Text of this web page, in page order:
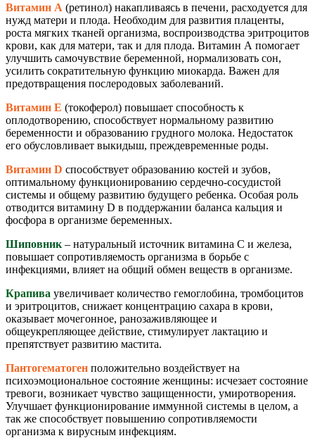
Витамин А (ретинол) накапливаясь в печени, расходуется для
нужд матери и плода. Необходим для развития плаценты,
роста мягких тканей организма, воспроизводства эритроцитов
крови, как для матери, так и для плода. Витамин А помогает
улучшить самочувствие беременной, нормализовать сон,
усилить сократительную функцию миокарда. Важен для
предотвращения послеродовых заболеваний.
Витамин Е (токоферол) повышает способность к
оплодотворению, способствует нормальному развитию
беременности и образованию грудного молока. Недостаток
его обусловливает выкидыш, преждевременные роды.
Витамин D способствует образованию костей и зубов,
оптимальному функционированию сердечно-сосудистой
системы и общему развитию будущего ребенка. Особая роль
отводится витамину D в поддержании баланса кальция и
фосфора в организме беременных.
Шиповник – натуральный источник витамина С и железа,
повышает сопротивляемость организма в борьбе с
инфекциями, влияет на общий обмен веществ в организме.
Крапива увеличивает количество гемоглобина, тромбоцитов
и эритроцитов, снижает концентрацию сахара в крови,
оказывает мочегонное, ранозаживляющее и
общеукрепляющее действие, стимулирует лактацию и
препятствует развитию мастита.
Пантогематоген положительно воздействует на
психоэмоциональное состояние женщины: исчезает состояние
тревоги, возникает чувство защищенности, умиротворения.
Улучшает функционирование иммунной системы в целом, а
так же способствует повышению сопротивляемости
организма к вирусным инфекциям.